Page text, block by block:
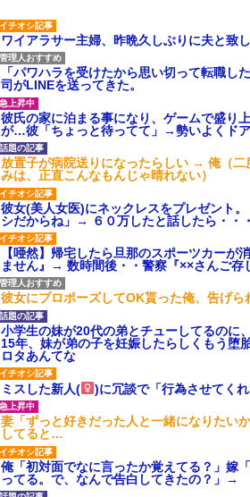
ワイアラサー主婦、昨晩久しぶりに夫と致
「パワハラを受けたから思い切って転職し
司がLINEを送ってきた。
彼氏の家に泊まる事になり、ゲームで盛り
が…彼「ちょっと待ってて」→勢いよくド
放置子が病院送りになったらしい → 俺（
みは、正直こんなもんじゃ晴れない）
彼女(美人女医)にネックレスをプレゼント
シだからね」→ ６０万したと話したら・・・
【唖然】帰宅したら旦那のスポーツカー
ません』→ 数時間後・・警察『××さんご存
彼女にプロポーズしてOK貰った俺、告げ
小学生の妹が20代の弟とチューしてるのに
15年、妹が弟の子を妊娠したらしくもう
ロタあんてな
ミスした新人( )に冗談で「行為させてく
妻「ずっと好きだった人と一緒になりたい
してると…
俺「初対面でなに言ったか覚えてる？」嫁
ってる。で、なんで告白してきたの？」→